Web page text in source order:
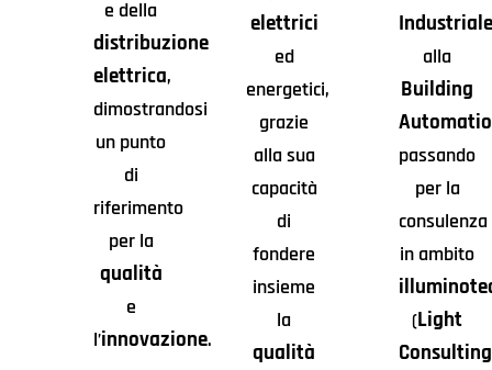
e della
distribuzione
elettrica,
dimostrandosi
un punto
di
riferimento
per la
qualità
e
l’innovazione.
elettrici
ed
energetici,
grazie
alla sua
capacità
di
fondere
insieme
la
qualità
alla
Building
passando
per la
consulenza
in ambito
(Light
Consulting